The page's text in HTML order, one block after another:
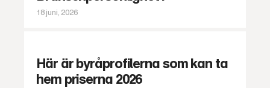
18 juni, 2026
Här är byråprofilerna som kan ta
hem priserna 2026